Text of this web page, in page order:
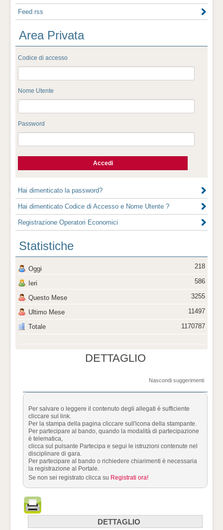
Feed rss
Area Privata
Codice di accesso
Nome Utente
Password
Hai dimenticato la password?
Hai dimenticato Codice di Accesso e Nome Utente ?
Registrazione Operatori Economici
Statistiche
Oggi
Ieri
Questo Mese
Ultimo Mese
Totale
218
586
3255
11497
1170787
DETTAGLIO
Nascondi suggerimenti
Per salvare o leggere il contenuto degli allegati è sufficiente
cliccare sul link.
Per la stampa della pagina cliccare sull'icona della stampante.
Per partecipare al bando, quando la modalità di partecipazione
è telematica,
clicca sul pulsante Partecipa e segui le istruzioni contenute nel
disciplinare di gara.
Per partecipare al bando o richiedere chiarimenti è necessaria
la registrazione al Portale.
Se non sei registrato clicca su Registrati ora!
DETTAGLIO